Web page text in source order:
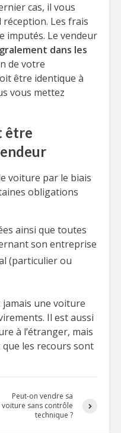
cas, il vous
Les frais
imputés. Le vendeur
dans les
de votre
être identique à
vous mettez
être
voiture par le biais
obligations
ainsi que toutes
son entreprise
(particulier ou
jamais une voiture
Il est aussi
à l’étranger, mais
que les recours sont
Peut-on vendre sa
voiture sans contrôle
technique ?